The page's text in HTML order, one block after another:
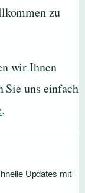
zu
wir Ihnen
Sie uns einfach
.
Updates mit